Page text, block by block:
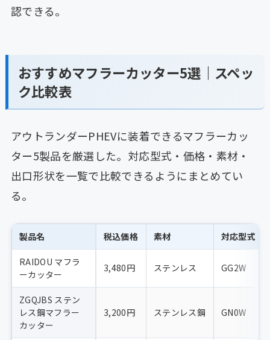
認できる。
おすすめマフラーカッター5選｜スペッ
ク比較表
アウトランダーPHEVに装着できるマフラーカッ
ター5製品を厳選した。対応型式・価格・素材・
出口形状を一覧で比較できるようにまとめてい
る。
製品名 税込価格 素材 対応型式
RAIDOU マフラ
ーカッター
3,480円 ステンレス GG2W
ZGQJBS ステン
レス鋼マフラー
カッター
3,200円 ステンレス鋼 GN0W